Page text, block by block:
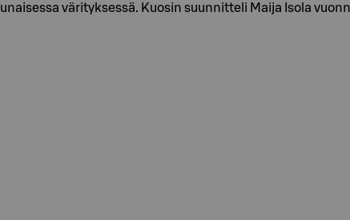
värityksessä. Kuosin suunnitteli Maija Isola